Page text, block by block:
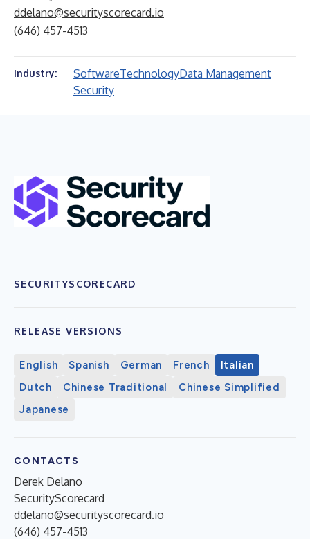
ddelano@securityscorecard.io
(646) 457-4513
Industry: SoftwareTechnologyData Management
Security
SECURITYSCORECARD
RELEASE VERSIONS
English Spanish German French
Italian
Dutch
Chinese Traditional
Chinese Simplified
Japanese
CONTACTS
Derek Delano
SecurityScorecard
ddelano@securityscorecard.io
(646) 457-4513